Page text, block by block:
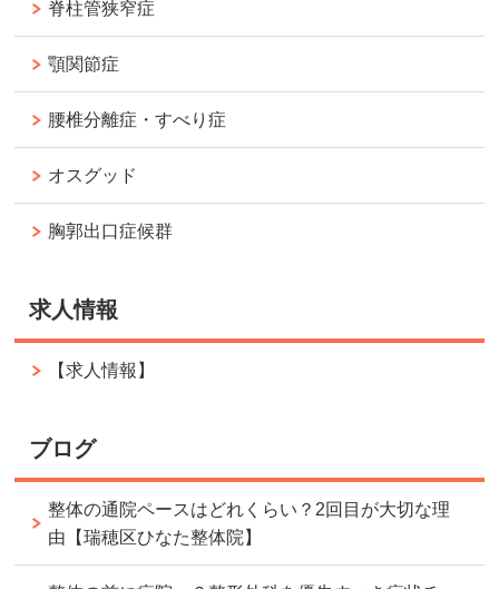
脊柱管狭窄症
顎関節症
腰椎分離症・すべり症
オスグッド
胸郭出口症候群
求人情報
【求人情報】
ブログ
整体の通院ペースはどれくらい？2回目が大切な理
由【瑞穂区ひなた整体院】